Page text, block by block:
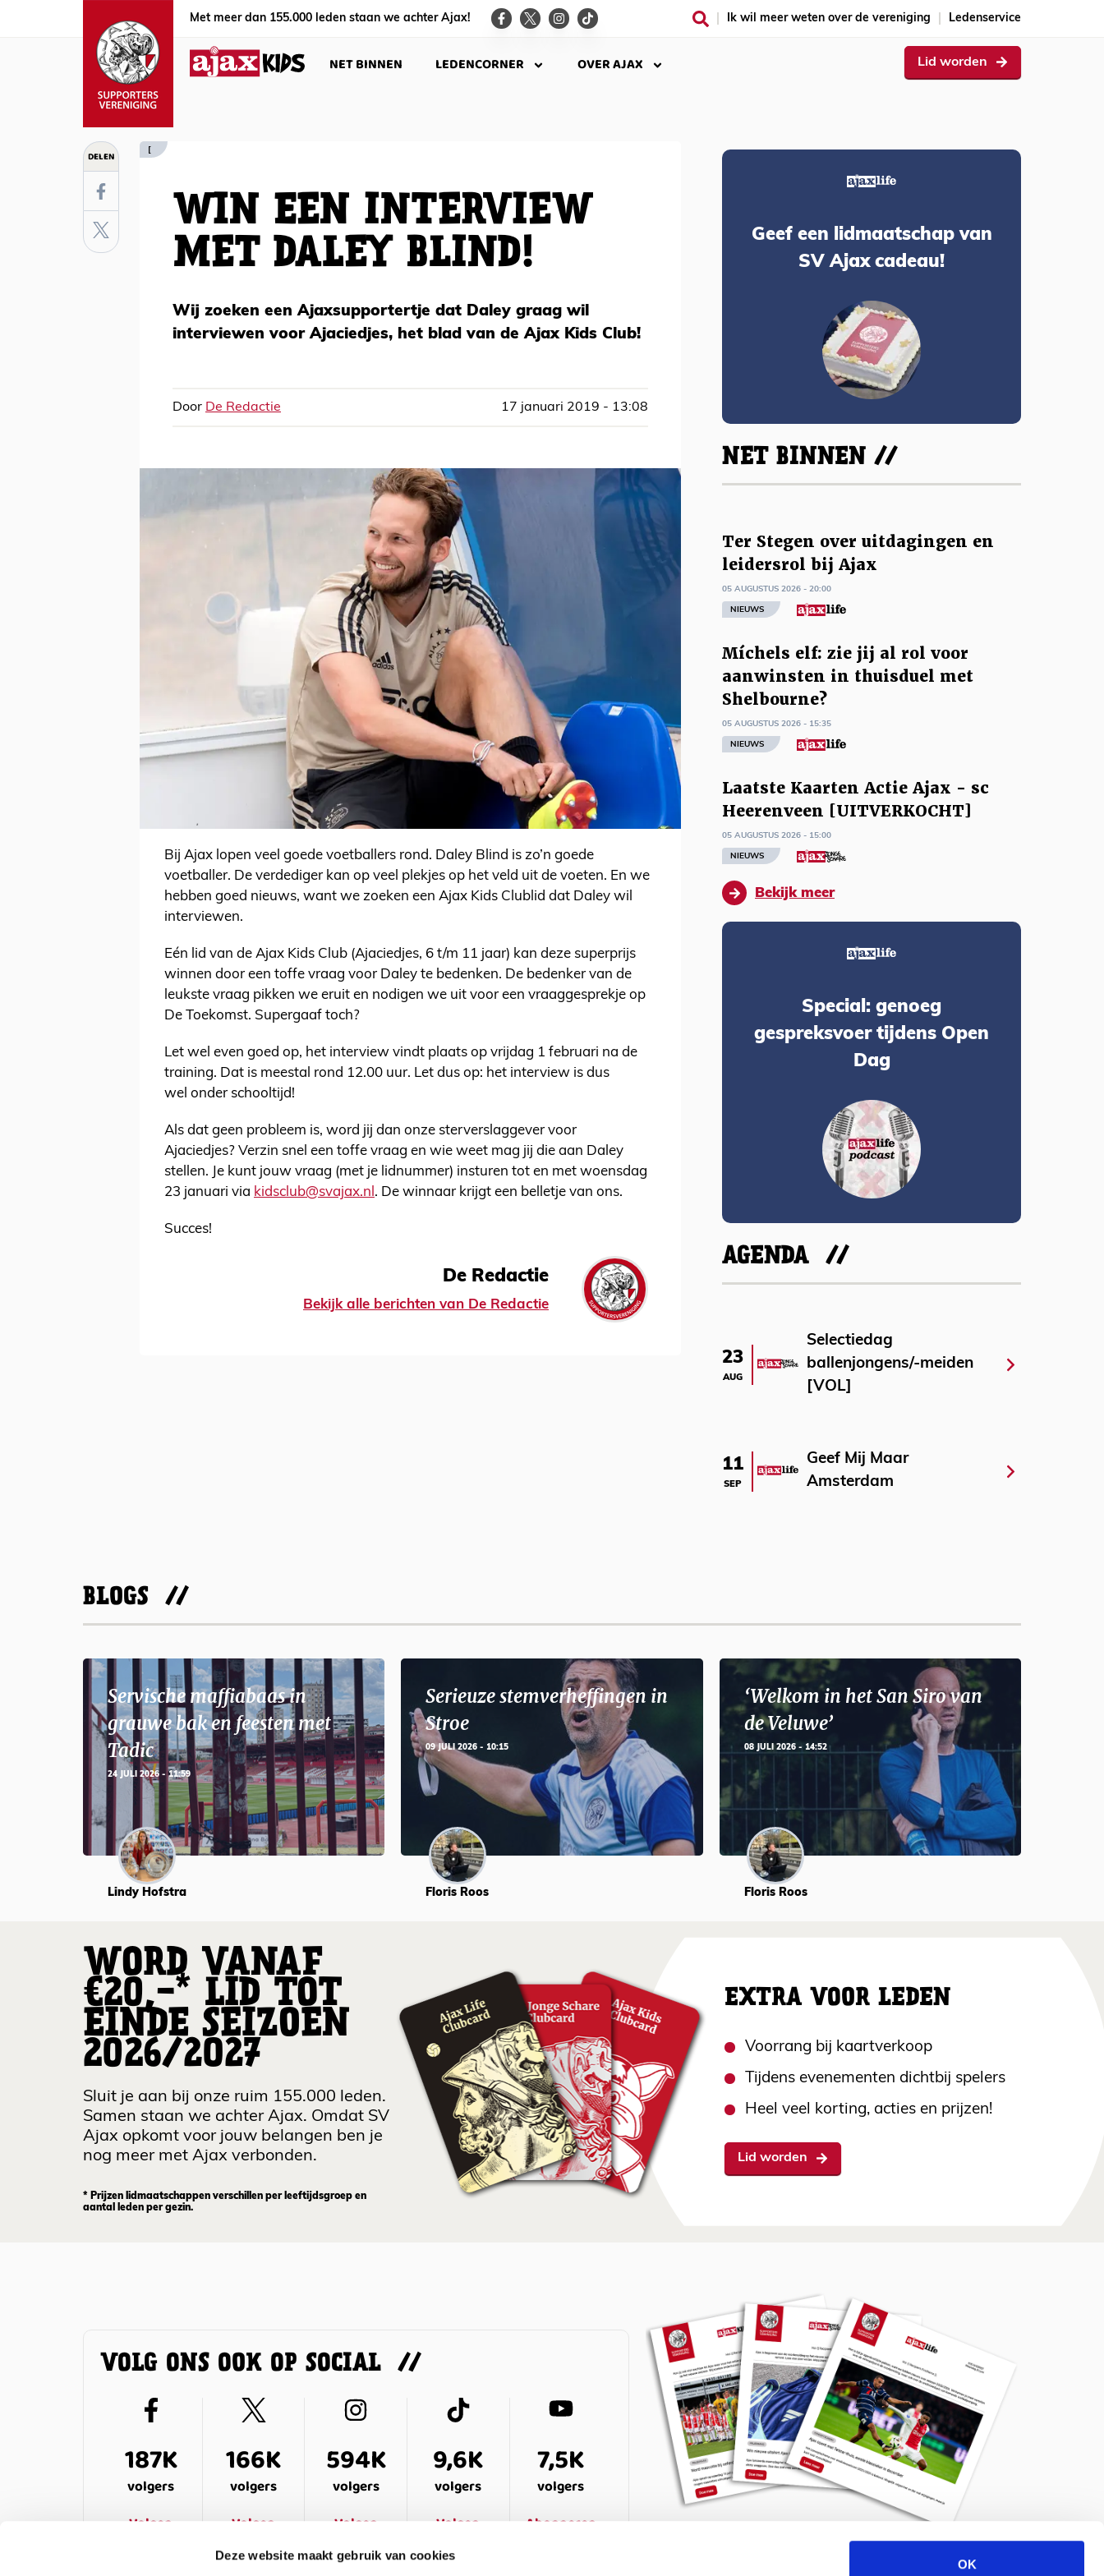
Deze website maakt gebruik van cookies
OK
Met meer dan 155.000 leden staan we achter Ajax! Ik wil meer weten over de vereniging Ledenservice
NET BINNEN LEDENCORNER OVER AJAX Lid worden
DELEN [
WIN EEN INTERVIEW
MET DALEY BLIND!
Wij zoeken een Ajaxsupportertje dat Daley graag wil
interviewen voor Ajaciedjes, het blad van de Ajax Kids Club!
Door De Redactie 17 januari 2019 - 13:08
Bij Ajax lopen veel goede voetballers rond. Daley Blind is zo’n goede
voetballer. De verdediger kan op veel plekjes op het veld uit de voeten. En we
hebben goed nieuws, want we zoeken een Ajax Kids Clublid dat Daley wil
interviewen.
Eén lid van de Ajax Kids Club (Ajaciedjes, 6 t/m 11 jaar) kan deze superprijs
winnen door een toffe vraag voor Daley te bedenken. De bedenker van de
leukste vraag pikken we eruit en nodigen we uit voor een vraaggesprekje op
De Toekomst. Supergaaf toch?
Let wel even goed op, het interview vindt plaats op vrijdag 1 februari na de
training. Dat is meestal rond 12.00 uur. Let dus op: het interview is dus
wel onder schooltijd!
Als dat geen probleem is, word jij dan onze sterverslaggever voor
Ajaciedjes? Verzin snel een toffe vraag en wie weet mag jij die aan Daley
stellen. Je kunt jouw vraag (met je lidnummer) insturen tot en met woensdag
23 januari via kidsclub@svajax.nl . De winnaar krijgt een belletje van ons.
Succes!
De Redactie
Bekijk alle berichten van De Redactie
Geef een lidmaatschap van
SV Ajax cadeau!
NET BINNEN //
Ter Stegen over uitdagingen en
leidersrol bij Ajax
05 AUGUSTUS 2026 - 20:00
NIEUWS
Míchels elf: zie jij al rol voor
aanwinsten in thuisduel met
Shelbourne?
05 AUGUSTUS 2026 - 15:35
NIEUWS
Laatste Kaarten Actie Ajax - sc
Heerenveen [UITVERKOCHT]
05 AUGUSTUS 2026 - 15:00
NIEUWS
Bekijk meer
Special: genoeg
gespreksvoer tijdens Open
Dag
AGENDA
23
AUG
Selectiedag
ballenjongens/-meiden
[VOL]
11
SEP
Geef Mij Maar
Amsterdam
BLOGS
Servische maffiabaas in
grauwe bak en feesten met
Tadic
24 JULI 2026 - 11:59
Lindy Hofstra
Serieuze stemverheffingen in
Stroe
09 JULI 2026 - 10:15
Floris Roos
‘Welkom in het San Siro van
de Veluwe’
08 JULI 2026 - 14:52
Floris Roos
WORD VANAF
€20,-* LID TOT
EINDE SEIZOEN
2026/2027
Sluit je aan bij onze ruim 155.000 leden.
Samen staan we achter Ajax. Omdat SV
Ajax opkomt voor jouw belangen ben je
nog meer met Ajax verbonden.
* Prijzen lidmaatschappen verschillen per leeftijdsgroep en
aantal leden per gezin.
EXTRA VOOR LEDEN
Voorrang bij kaartverkoop
Tijdens evenementen dichtbij spelers
Heel veel korting, acties en prijzen!
Lid worden
VOLG ONS OOK OP SOCIAL
187K
volgers
Volgen
166K
volgers
Volgen
594K
volgers
Volgen
9,6K
volgers
Volgen
7,5K
volgers
Abonneren
Meld je aan voor de nieuwsbrief